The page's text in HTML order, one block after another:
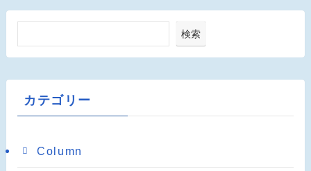
検索
カテゴリー
Column